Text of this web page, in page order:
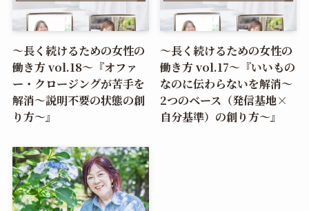
〜長く続けるための女性の
働き方 vol.18〜『オファ
ー・クロージングが苦手を
解消～説明不要の状態の創
り方～』
〜長く続けるための女性の
働き方 vol.17〜『いいもの
なのに伝わらないを解消〜
2つのベース（発信基地×
自分基準）の創り方〜』